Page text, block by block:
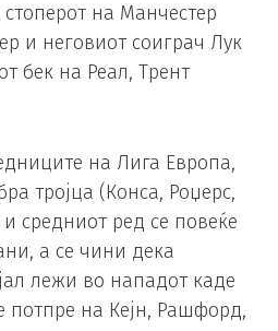
на Манчестер
и неговиот соиграч Лук
бек на Реал, Трент
на Лига Европа,
тројца (Конса, Роџерс,
средниот ред се повеќе
а се чини дека
лежи во нападот каде
потпре на Кејн, Рашфорд,